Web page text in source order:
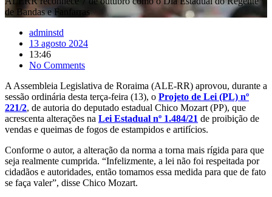
adminstd
13:46
No Comments
A Assembleia Legislativa de Roraima (ALE-RR) aprovou, durante a
221/2, de autoria do deputado estadual Chico Mozart (PP), que
acrescenta alterações naLei Estadual nº 1.484/21de proibição de
vendas e queimas de fogos de estampidos e artifícios.
Conforme o autor, a alteração da norma a torna mais rígida para que
cidadãos e autoridades, então tomamos essa medida para que de fato
se faça valer”, disse Chico Mozart.
O deputado Jorge Everton (União) foi o relator da lei e reforçou que